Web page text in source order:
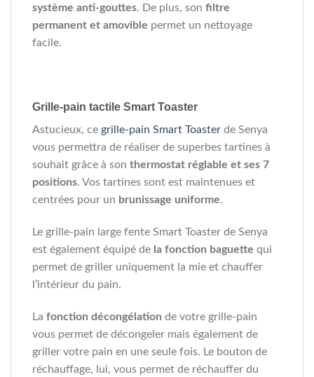
système anti-gouttes. De plus, son filtre
permanent et amovible permet un nettoyage
facile.
Grille-pain tactile Smart Toaster
Astucieux, ce grille-pain Smart Toaster de Senya
vous permettra de réaliser de superbes tartines à
souhait grâce à son thermostat réglable et ses 7
positions. Vos tartines sont est maintenues et
centrées pour un brunissage uniforme.
Le grille-pain large fente Smart Toaster de Senya
est également équipé de la fonction baguette qui
permet de griller uniquement la mie et chauffer
l’intérieur du pain.
La fonction décongélation de votre grille-pain
vous permet de décongeler mais également de
griller votre pain en une seule fois. Le bouton de
réchauffage, lui, vous permet de réchauffer du